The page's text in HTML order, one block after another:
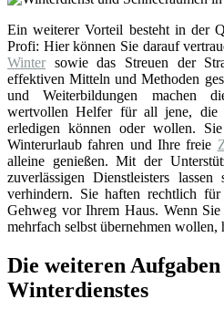
Ein weiterer Vorteil besteht in der
Profi: Hier können Sie darauf
Winter sowie das Streuen der
effektiven Mitteln und Methoden
und Weiterbildungen machen
wertvollen Helfer für all jene, die
erledigen können oder wollen.
Winterurlaub fahren und Ihre freie
alleine genießen. Mit der
zuverlässigen Dienstleisters
verhindern. Sie haften rechtlich
Gehweg vor Ihrem Haus. Wenn
mehrfach selbst übernehmen
Die weiteren
Winterdienstes